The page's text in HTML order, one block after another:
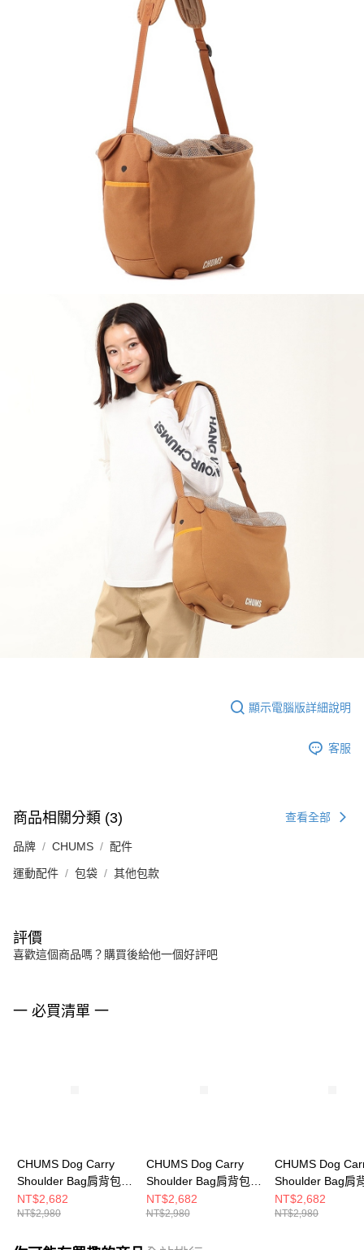
顯示電腦版詳細說明
客服
商品相關分類 (3) 查看全部
品牌 CHUMS 配件
運動配件 包袋 其他包款
評價
喜歡這個商品嗎？購買後給他一個好評吧
一 必買清單 一
CHUMS Dog Carry
Shoulder Bag肩背包
黑色 CH603955K001
NT$2,682
NT$2,980
CHUMS Dog Carry
Shoulder Bag肩背包
Brown Mix
CH603955B074
NT$2,682
NT$2,980
CHUMS Dog
Shoulder Bag肩
Black Mix
CH603955K044
NT$2,682
NT$2,980